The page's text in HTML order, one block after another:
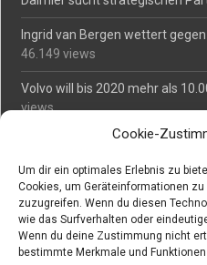
Cookie-
Um dir ein optimales Erlebnis zu
Cookies, um Geräteinformationen
zuzugreifen. Wenn du diesen
wie das Surfverhalten oder
Wenn du deine Zustimmung nicht
bestimmte Merkmale und
Ingrid van Bergen wettert
46.149 views
Volvo will bis 2020 mehr als
views
Mäßiges Interesse an Daimlers
O-Ton: Wer muss Schaden für
zahlen? - 42.359 views
Kollegengespräch: Urteile zum